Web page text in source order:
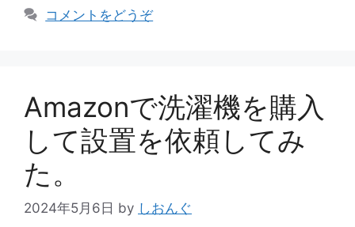
リ
コメントをどうぞ
Amazonで洗濯機を購入
して設置を依頼してみ
た。
2024年5月6日 by しおんぐ